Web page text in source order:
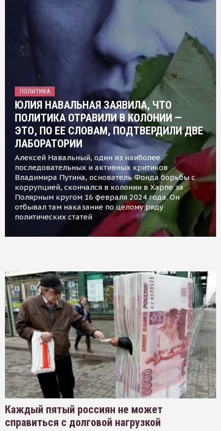
ПОЛИТИКА
ЮЛИЯ НАВАЛЬНАЯ ЗАЯВИЛА, ЧТО
ПОЛИТИКА ОТРАВИЛИ В КОЛОНИИ —
ЭТО, ПО ЕЕ СЛОВАМ, ПОДТВЕРДИЛИ ДВЕ
ЛАБОРАТОРИИ
Алексей Навальный, один из наиболее
последовательных и активных критиков
Владимира Путина, основатель Фонда борьбы с
коррупцией, скончался в колонии в Харпе за
Полярным кругом 16 февраля 2024 года. Он
отбывал там наказание по целому ряду
политических статей
Каждый пятый россиян не может
справиться с долговой нагрузкой